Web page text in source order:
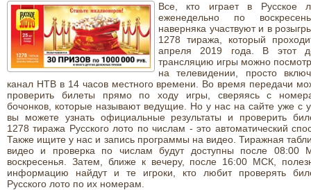
Все, кто играет в Русское
еженедельно по
наверняка участвуют и в
1278 тиража, который
апреля 2019 года. В этот
трансляцию игры можно
на телевидении, просто
канал НТВ в 14 часов местного времени. Во время передачи
проверить билеты прямо по ходу игры, сверяясь с
бочонков, которые называют ведущие. Но у нас на сайте уже с
вы можете узнать официальные результаты и проверить
1278 тиража Русского лото по числам - это автоматический
Также ищите у нас и запись программы на видео. Тиражная
видео и проверка по числам будут доступны после 08:00
воскресенья. Затем, ближе к вечеру, после 16:00 МСК,
информацию найдут и те игроки, кто любит проверять
Русского лото по их номерам.